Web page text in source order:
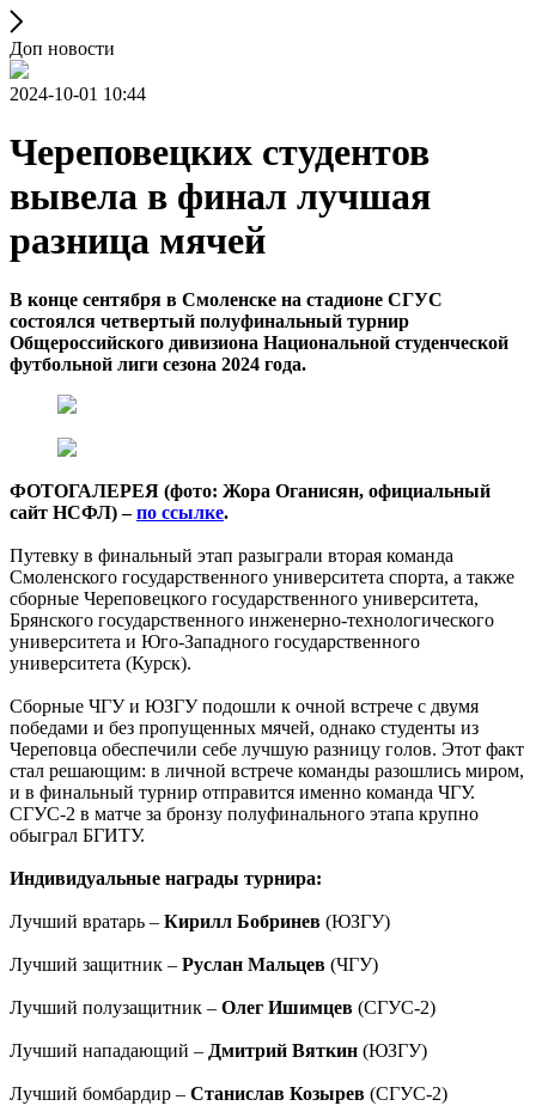
Доп новости
2024-10-01 10:44
​​​​​​​Череповецких студентов
вывела в финал лучшая
разница мячей
В конце сентября в Смоленске на стадионе СГУС
состоялся четвертый полуфинальный турнир
Общероссийского дивизиона Национальной студенческой
футбольной лиги сезона 2024 года.
ФОТОГАЛЕРЕЯ (фото: Жора Оганисян, официальный
сайт НСФЛ) –по ссылке.
Путевку в финальный этап разыграли вторая команда
Смоленского государственного университета спорта, а также
сборные Череповецкого государственного университета,
Брянского государственного инженерно-технологического
университета и Юго-Западного государственного
университета (Курск).
Сборные ЧГУ и ЮЗГУ подошли к очной встрече с двумя
победами и без пропущенных мячей, однако студенты из
Череповца обеспечили себе лучшую разницу голов. Этот факт
стал решающим: в личной встрече команды разошлись миром,
и в финальный турнир отправится именно команда ЧГУ.
СГУС-2 в матче за бронзу полуфинального этапа крупно
обыграл БГИТУ.
Индивидуальные награды турнира:
Лучший вратарь – Кирилл Бобринев (ЮЗГУ)
Лучший защитник – Руслан Мальцев (ЧГУ)
Лучший полузащитник – Олег Ишимцев (СГУС-2)
Лучший нападающий – Дмитрий Вяткин (ЮЗГУ)
Лучший бомбардир – Станислав Козырев (СГУС-2)